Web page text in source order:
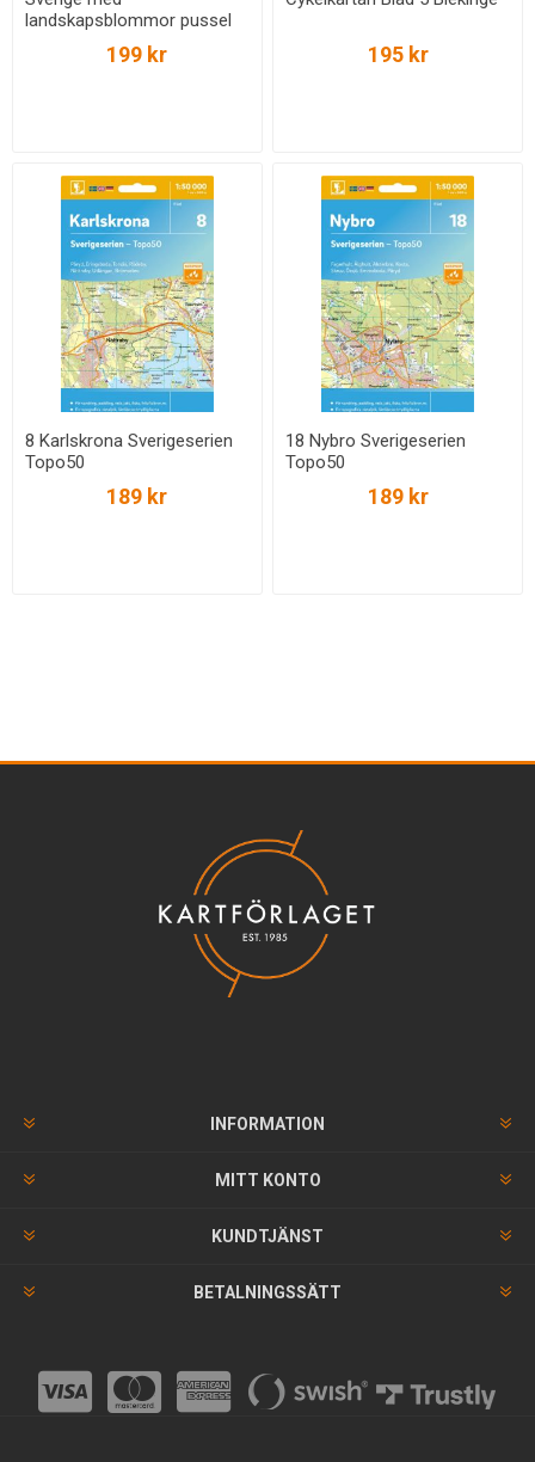
landskapsblommor pussel
199 kr 195 kr
8 Karlskrona Sverigeserien
Topo50
189 kr
18 Nybro Sverigeserien
Topo50
189 kr
INFORMATION
MITT KONTO
KUNDTJÄNST
BETALNINGSSÄTT